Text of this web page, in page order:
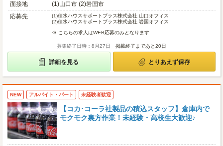
面接地
(1)山口市 (2)岩国市
応募先
(1)積水ハウスサポートプラス株式会社 山口オフィス
(2)積水ハウスサポートプラス株式会社 岩国オフィス
※ こちらの求人はWEB応募のみとなります
募集終了日時：8月27日 掲載終了まであと20日
詳細を見る とりあえず保存
NEW アルバイト・パート 未経験者歓迎
【コカ･コーラ社製品の積込スタッフ】倉庫内で
モクモク裏方作業！未経験・高校生大歓迎♪